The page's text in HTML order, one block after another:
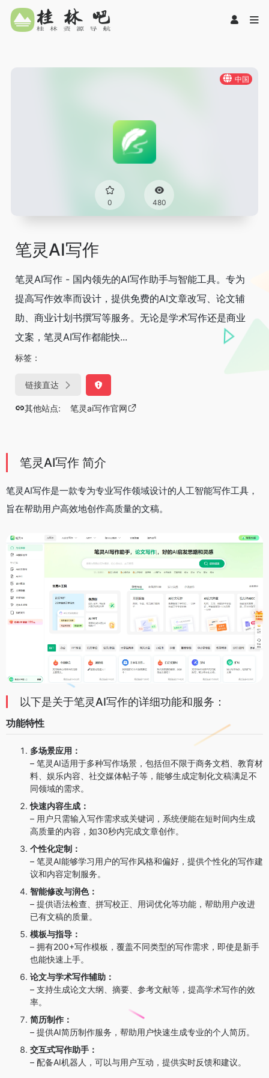
中国
0 480
笔灵AI写作
笔灵AI写作 - 国内领先的AI写作助手与智能工具。专为
提高写作效率而设计，提供免费的AI文章改写、论文辅
助、商业计划书撰写等服务。无论是学术写作还是商业
文案，笔灵AI写作都能快...
标签：
链接直达
其他站点: 笔灵ai写作官网
笔灵AI写作 简介
笔灵AI写作是一款专为专业写作领域设计的人工智能写作工具，
旨在帮助用户高效地创作高质量的文稿。
以下是关于笔灵AI写作的详细功能和服务：
功能特性
多场景应用：
– 笔灵AI适用于多种写作场景，包括但不限于商务文档、教育材
料、娱乐内容、社交媒体帖子等，能够生成定制化文稿满足不
同领域的需求。
快速内容生成：
– 用户只需输入写作需求或关键词，系统便能在短时间内生成
高质量的内容，如30秒内完成文章创作。
个性化定制：
– 笔灵AI能够学习用户的写作风格和偏好，提供个性化的写作建
议和内容定制服务。
智能修改与润色：
– 提供语法检查、拼写校正、用词优化等功能，帮助用户改进
已有文稿的质量。
模板与指导：
– 拥有200+写作模板，覆盖不同类型的写作需求，即使是新手
也能快速上手。
论文与学术写作辅助：
– 支持生成论文大纲、摘要、参考文献等，提高学术写作的效
率。
简历制作：
– 提供AI简历制作服务，帮助用户快速生成专业的个人简历。
交互式写作助手：
– 配备AI机器人，可以与用户互动，提供实时反馈和建议。